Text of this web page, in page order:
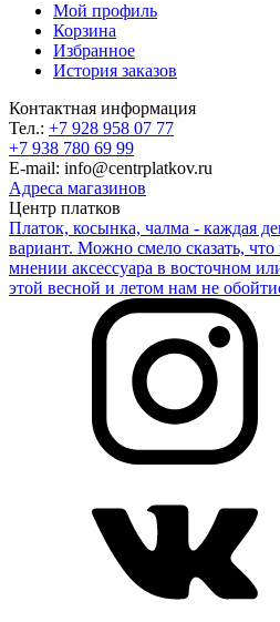
Мой профиль
Корзина
Избранное
История заказов
Контактная информация
Тел.: +7 928 958 07 77
+7 938 780 69 99
E-mail: info@centrplatkov.ru
Адреса магазинов
Центр платков
Платок, косынка, чалма - каждая
вариант. Можно смело сказать, что
мнении аксессуара в восточном
этой весной и летом нам не